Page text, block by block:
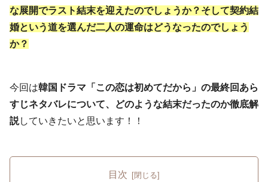
な展開でラスト結末を迎えたのでしょうか？そして契約結
婚という道を選んだ二人の運命はどうなったのでしょう
か？
今回は韓国ドラマ「この恋は初めてだから」の最終回あら
すじネタバレについて、どのような結末だったのか徹底解
説していきたいと思います！！
目次